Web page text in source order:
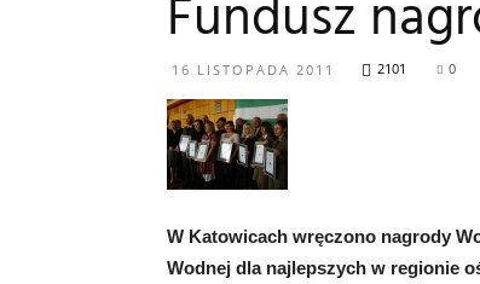
Fundusz
16 LISTOPADA 2011 2101 0
W Katowicach wręczono nagrody
Wodnej dla najlepszych w regionie